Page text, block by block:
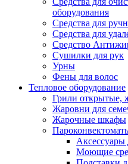
оборудования
Средства для
Средства для
Средство
Сушилки для рук
Урны
Фены для волос
Тепловое оборудование
Грили открытые,
Жаровни для
Жарочные шкафы
Аксессуары
Моющие